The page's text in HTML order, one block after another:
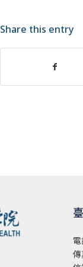
Share this entry
電